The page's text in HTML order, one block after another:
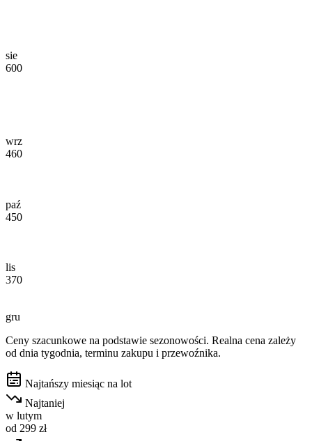
sie
600
wrz
460
paź
450
lis
370
gru
Ceny szacunkowe na podstawie sezonowości. Realna cena zależy
od dnia tygodnia, terminu zakupu i przewoźnika.
Najtańszy miesiąc na lot
Najtaniej
w lutym
od 299 zł